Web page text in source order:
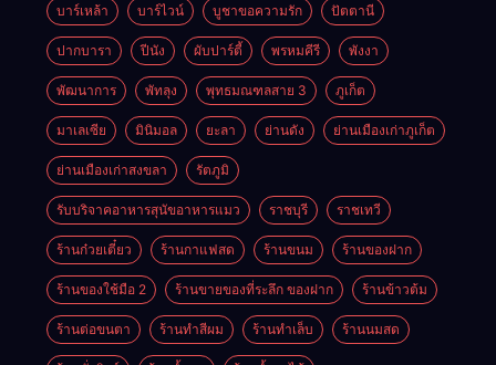
บาร์เหล้า บาร์ไวน์ บูชาขอความรัก ปัตตานี
ปากบารา ปีนัง ผับปาร์ตี้ พรหมคีรี พังงา
พัฒนาการ พัทลุง พุทธมณฑลสาย 3 ภูเก็ต
มาเลเซีย มินิมอล ยะลา ย่านดัง ย่านเมืองเก่าภูเก็ต
ย่านเมืองเก่าสงขลา รัตภูมิ
รับบริจาคอาหารสุนัขอาหารแมว ราชบุรี ราชเทวี
ร้านก๋วยเตี๋ยว ร้านกาแฟสด ร้านขนม ร้านของฝาก
ร้านของใช้มือ 2 ร้านขายของที่ระลึก ของฝาก ร้านข้าวต้ม
ร้านต่อขนตา ร้านทำสีผม ร้านทำเล็บ ร้านนมสด